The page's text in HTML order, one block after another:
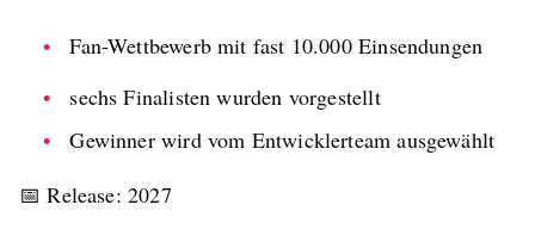
Fan-Wettbewerb mit fast 10.000 Einsendungen
sechs Finalisten wurden vorgestellt
Gewinner wird vom Entwicklerteam ausgewählt
📅 Release: 2027